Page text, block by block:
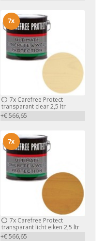
7xCarefree Protect
transparant clear 2,5 ltr
+€ 566,65
7x
7xCarefree Protect
transparant licht eiken 2,5 ltr
+€ 566,65
7x